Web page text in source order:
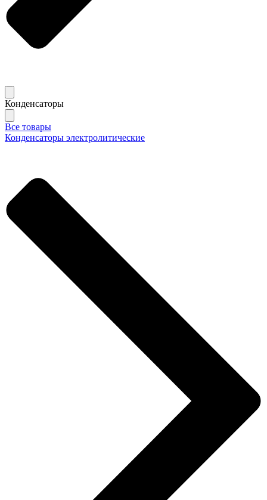
Конденсаторы
Все товары
Конденсаторы электролитические